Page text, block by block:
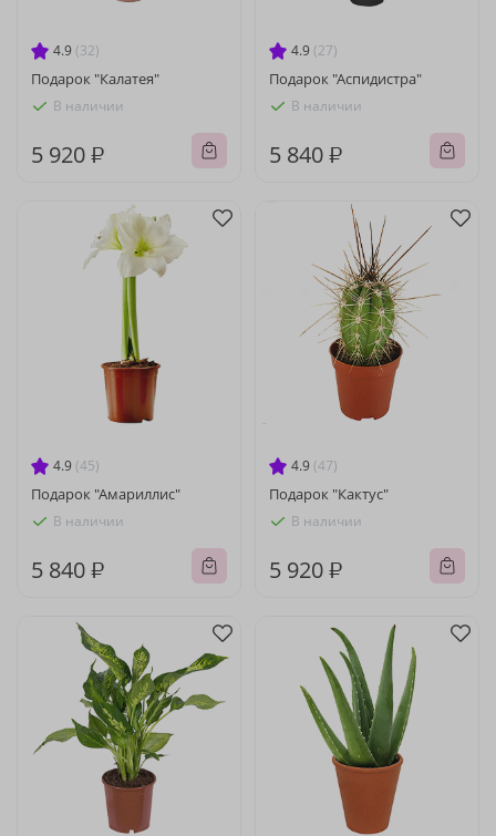
4.9 (32)
Подарок "Калатея"
В наличии
5 920 ₽
4.9 (27)
Подарок "Аспидистра"
В наличии
5 840 ₽
4.9 (45)
Подарок "Амариллис"
В наличии
5 840 ₽
4.9 (47)
Подарок "Кактус"
В наличии
5 920 ₽